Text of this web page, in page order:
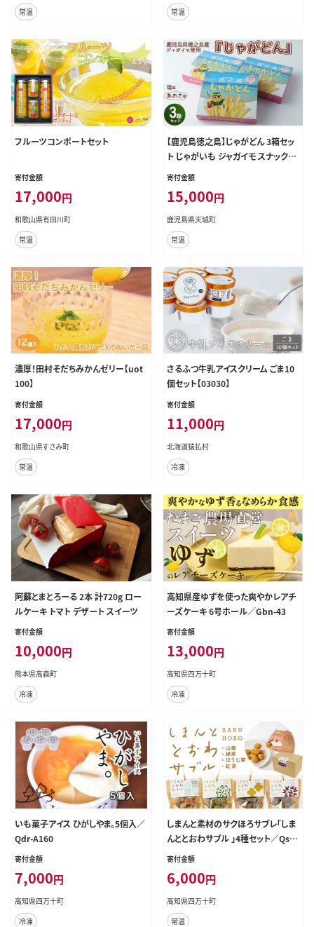
常温 常温
フルーツコンポートセット
寄付金額
17,000円
和歌山県有田川町
常温
【鹿児島徳之島】じゃがどん 3箱セッ
ト じゃがいも ジャガイモ スナック菓
子 お菓子 おやつ AU-5-N
寄付金額
15,000円
鹿児島県天城町
常温
濃厚！田村そだちみかんゼリー【uot
100】
寄付金額
17,000円
和歌山県すさみ町
常温
さるふつ牛乳アイスクリーム ごま10
個セット【03030】
寄付金額
11,000円
北海道猿払村
冷凍
阿蘇とまとろーる 2本 計720g ロー
ルケーキ トマト デザート スイーツ
寄付金額
10,000円
熊本県高森町
冷凍
高知県産ゆずを使った爽やかレアチ
ーズケーキ 6号ホール／Gbn-43
寄付金額
13,000円
高知県四万十町
冷凍
いも菓子アイス ひがしやま。5個入／
Qdr-A160
寄付金額
7,000円
高知県四万十町
冷凍
しまんと素材のサクほろサブレ「しま
んととおわサブル 」4種セット／Qst-
01
寄付金額
6,000円
高知県四万十町
常温